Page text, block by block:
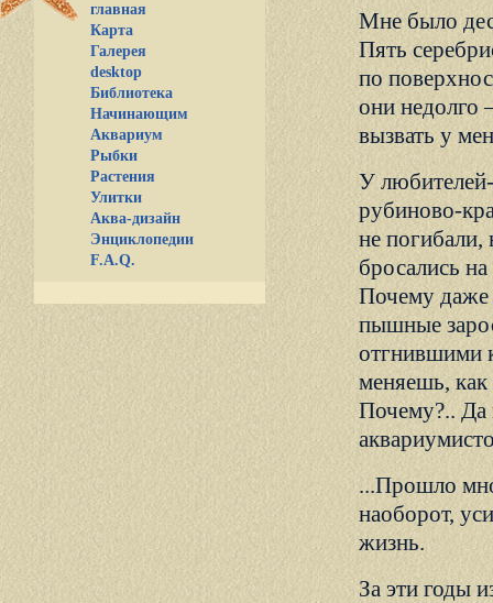
главная
Карта
Галерея
desktop
Библиотека
Начинающим
Аквариум
Рыбки
Растения
Улитки
Аква-дизайн
Энциклопедии
F.A.Q.
Мне было
Пять
по
они недолго
вызвать у
У
рубиново-
не погибали,
бросались
Почему даже
пышные
отгнившими
меняешь, как
Почему?.. Да
...Прошло
наоборот,
жизнь.
За эти годы